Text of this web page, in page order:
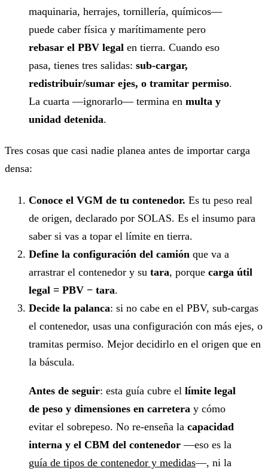
maquinaria, herrajes, tornillería, químicos—
puede caber física y marítimamente pero
rebasar el PBV legal en tierra. Cuando eso
pasa, tienes tres salidas: sub-cargar,
redistribuir/sumar ejes, o tramitar permiso.
La cuarta —ignorarlo— termina en multa y
unidad detenida.
Tres cosas que casi nadie planea antes de importar carga
densa:
Conoce el VGM de tu contenedor. Es tu peso real
de origen, declarado por SOLAS. Es el insumo para
saber si vas a topar el límite en tierra.
Define la configuración del camión que va a
arrastrar el contenedor y su tara, porque carga útil
legal = PBV − tara.
Decide la palanca: si no cabe en el PBV, sub-cargas
el contenedor, usas una configuración con más ejes, o
tramitas permiso. Mejor decidirlo en el origen que en
la báscula.
Antes de seguir: esta guía cubre el límite legal
de peso y dimensiones en carretera y cómo
evitar el sobrepeso. No re-enseña la capacidad
interna y el CBM del contenedor —eso es la
guía de tipos de contenedor y medidas—, ni la